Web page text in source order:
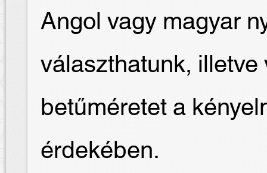
Angol vagy magyar
választhatunk,
betűméretet a
érdekében.